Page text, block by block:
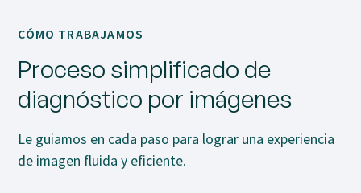
CÓMO TRABAJAMOS
Proceso simplificado de
diagnóstico por imágenes
Le guiamos en cada paso para lograr una experiencia
de imagen fluida y eficiente.